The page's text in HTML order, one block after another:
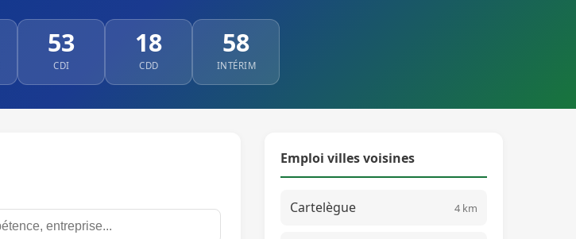
53
CDI
18
CDD
58
INTÉRIM
Emploi villes voisines
Cartelègue 4 km